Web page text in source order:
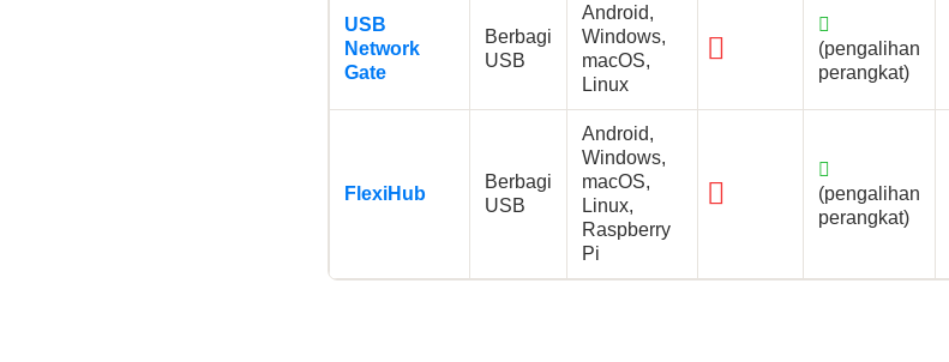
USB
Network
Gate
Berbagi
USB
Android,
Windows,
macOS,
Linux
(pengalihan
perangkat)
FlexiHub
Berbagi
USB
Android,
Windows,
macOS,
Linux,
Raspberry
Pi
(pengalihan
perangkat)